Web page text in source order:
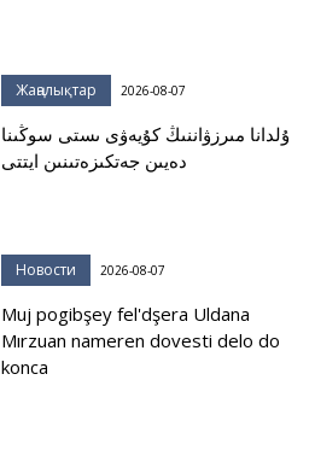
Жаңалықтар 2026-08-07
ۇلدانا مىرزۋاننىڭ كۇيەۋى ىستى سوڭىنا
دەيىن جەتكىزەتىنىن ايتتى
Новости 2026-08-07
Muj pogibşey fel'dşera Uldana
Mırzuan nameren dovesti delo do
konca